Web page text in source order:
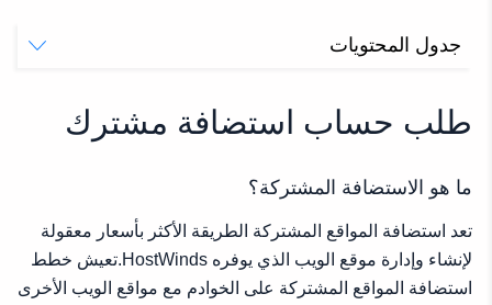
جدول المحتويات
طلب خطة استضافة مواقع مشتركة
استضافة المواقع الأساسية
استضافة المواقع النهائية
معلومات العميل
نطاق
دورة الفواتير
طلب حساب استضافة مشترك
ما هو الاستضافة المشتركة؟
تعد استضافة المواقع المشتركة الطريقة الأكثر بأسعار معقولة
لإنشاء وإدارة موقع الويب الذي يوفره HostWinds.تعيش خطط
استضافة المواقع المشتركة على الخوادم مع مواقع الويب الأخرى